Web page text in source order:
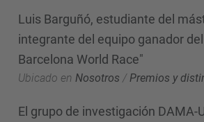
Luis Barguñó, estudiante del
integrante del equipo ganador
Barcelona World Race"
Ubicado en Nosotros / Premios y
El grupo de investigación DAMA-